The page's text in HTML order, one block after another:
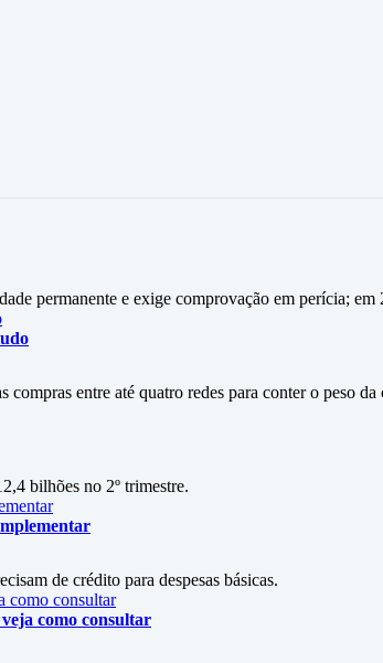
permanente e exige comprovação em perícia; em
entre até quatro redes para conter o peso da
bilhões no 2º trimestre.
de crédito para despesas básicas.
como consultar